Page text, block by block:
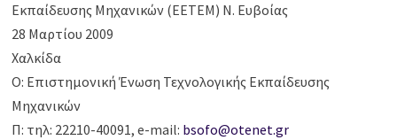
Εκπαίδευσης Μηχανικών (ΕΕΤΕΜ) Ν. Ευβοίας
28 Μαρτίου 2009
Χαλκίδα
Ο: Επιστημονική Ένωση Τεχνολογικής Εκπαίδευσης
Μηχανικών
Π: τηλ: 22210-40091, e-mail: bsofo@otenet.gr